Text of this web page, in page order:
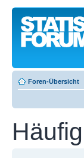
Foren-Übersicht